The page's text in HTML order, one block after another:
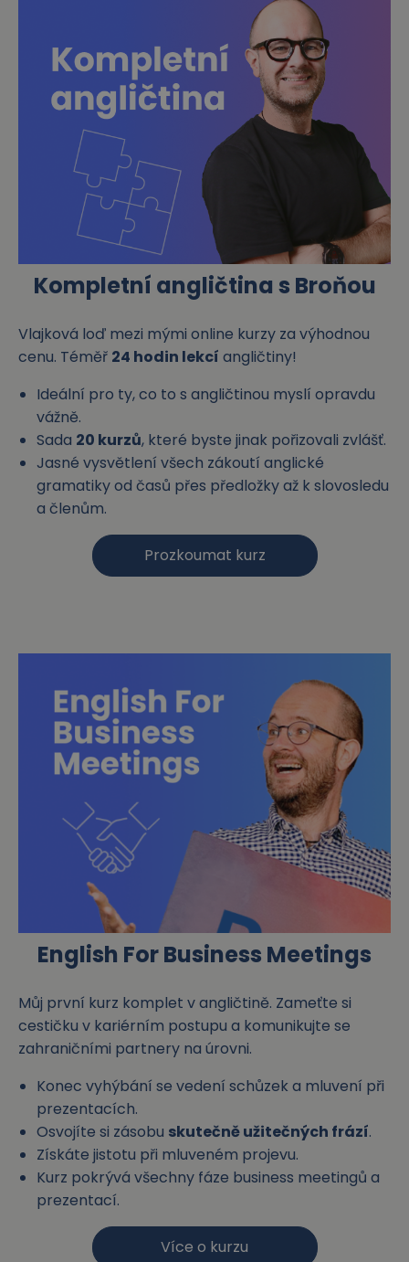
Kompletní angličtina s Broňou
Vlajková loď mezi mými online kurzy za výhodnou
cenu. Téměř 24 hodin lekcí angličtiny!
Ideální pro ty, co to s angličtinou myslí opravdu
vážně.
Sada 20 kurzů, které byste jinak pořizovali zvlášť.
Jasné vysvětlení všech zákoutí anglické
gramatiky od časů přes předložky až k slovosledu
a členům.
Prozkoumat kurz
English For Business Meetings
Můj první kurz komplet v angličtině. Zameťte si
cestičku v kariérním postupu a komunikujte se
zahraničními partnery na úrovni.
Konec vyhýbání se vedení schůzek a mluvení při
prezentacích.
Osvojíte si zásobu skutečně užitečných frází.
Získáte jistotu při mluveném projevu.
Kurz pokrývá všechny fáze business meetingů a
prezentací.
Více o kurzu